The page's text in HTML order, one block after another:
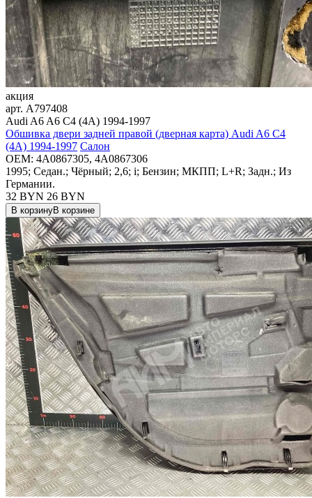
акция
арт. A797408
Audi A6 A6 C4 (4A) 1994-1997
Обшивка двери задней правой (дверная карта) Audi A6 C4
(4A) 1994-1997 Салон
OEM: 4A0867305, 4A0867306
1995; Седан.; Чёрный; 2,6; i; Бензин; МКПП; L+R; Задн.; Из
Германии.
32 BYN 26 BYN
В корзинуВ корзине